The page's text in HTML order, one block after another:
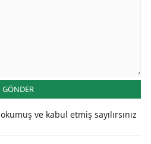
GÖNDER
okumuş ve kabul etmiş sayılırsınız